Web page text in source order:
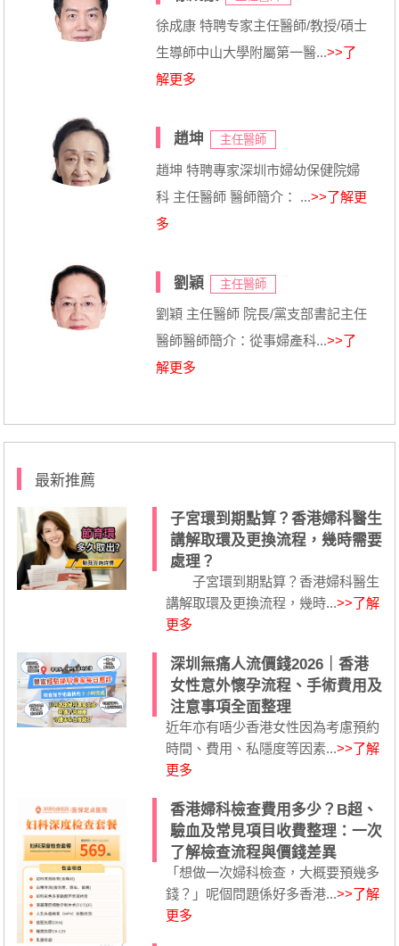
徐成康 特聘专家主任醫師/教授/碩士
生導師中山大學附屬第一醫...>>了
解更多
趙坤 主任醫師
趙坤 特聘專家深圳市婦幼保健院婦
科 主任醫師 醫師簡介： ...>>了解更
多
劉穎 主任醫師
劉穎 主任醫師 院長/黨支部書記主任
醫師醫師簡介：從事婦產科...>>了
解更多
最新推薦
子宮環到期點算？香港婦科醫生
講解取環及更換流程，幾時需要
處理？
子宮環到期點算？香港婦科醫生
講解取環及更換流程，幾時...>>了解
更多
深圳無痛人流價錢2026｜香港
女性意外懷孕流程、手術費用及
注意事項全面整理
近年亦有唔少香港女性因為考慮預約
時間、費用、私隱度等因素...>>了解
更多
香港婦科檢查費用多少？B超、
驗血及常見項目收費整理：一次
了解檢查流程與價錢差異
「想做一次婦科檢查，大概要預幾多
錢？」呢個問題係好多香港...>>了解
更多